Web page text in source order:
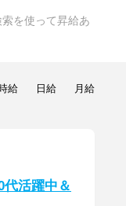
を使って昇給あ
給 日給 月給
代活躍中＆